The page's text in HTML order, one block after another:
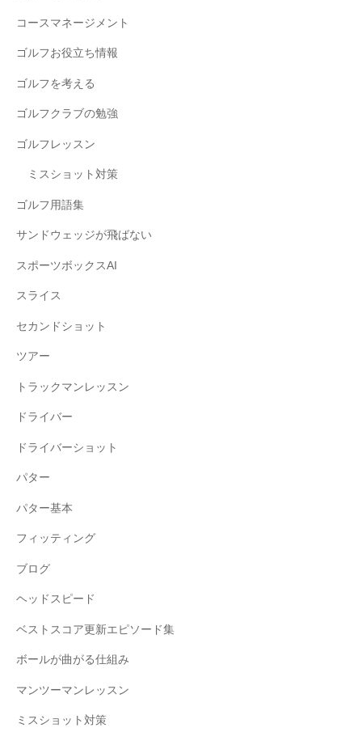
コースマネージメント
ゴルフお役立ち情報
ゴルフを考える
ゴルフクラブの勉強
ゴルフレッスン
ミスショット対策
ゴルフ用語集
サンドウェッジが飛ばない
スポーツボックスAI
スライス
セカンドショット
ツアー
トラックマンレッスン
ドライバー
ドライバーショット
パター
パター基本
フィッティング
ブログ
ヘッドスピード
ベストスコア更新エピソード集
ボールが曲がる仕組み
マンツーマンレッスン
ミスショット対策